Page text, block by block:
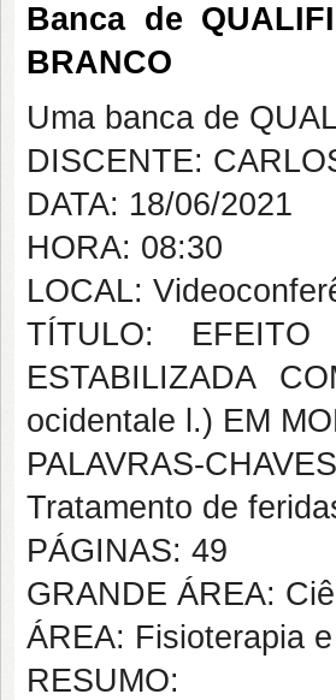
Banca de
BRANCO
Uma banca de
DISCENTE:
DATA: 18/06/2021
HORA: 08:30
LOCAL:
TÍTULO: EFEITO
ESTABILIZADA
ocidentale l.) EM
PALAVRAS-
Tratamento de
PÁGINAS: 49
GRANDE ÁREA:
ÁREA: Fisioterapia
RESUMO: